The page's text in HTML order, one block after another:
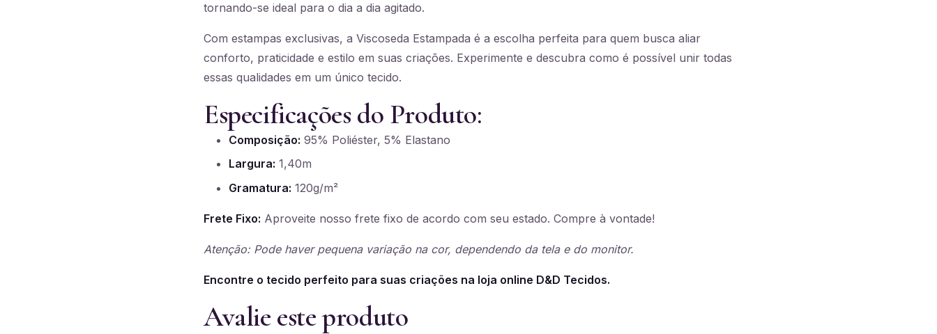
tornando-se ideal para o dia a dia agitado.
Com estampas exclusivas, a Viscoseda Estampada é a escolha perfeita para quem busca aliar
conforto, praticidade e estilo em suas criações. Experimente e descubra como é possível unir todas
essas qualidades em um único tecido.
Especificações do Produto:
Composição: 95% Poliéster, 5% Elastano
Largura: 1,40m
Gramatura: 120g/m²
Frete Fixo: Aproveite nosso frete fixo de acordo com seu estado. Compre à vontade!
Atenção: Pode haver pequena variação na cor, dependendo da tela e do monitor.
Encontre o tecido perfeito para suas criações na loja online D&D Tecidos.
Avalie este produto